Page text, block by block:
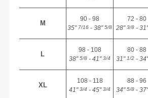
M
90 - 98
35"7/16 - 38"5/8
72 - 80
28"3/8 -
L
98 - 108
38"5/8 - 41"3/4
80 - 88
31"1/2 -
XL
108 - 118
41"3/4 - 45"3/4
88 - 96
34"5/8 -